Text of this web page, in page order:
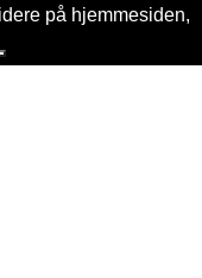
på hjemmesiden,